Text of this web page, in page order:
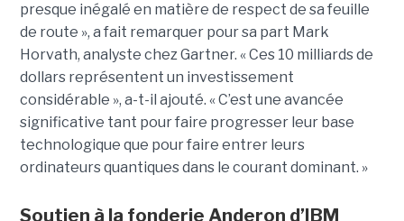
presque inégalé en matière de respect de sa feuille
de route », a fait remarquer pour sa part Mark
Horvath, analyste chez Gartner. « Ces 10 milliards de
dollars représentent un investissement
considérable », a-t-il ajouté. « C’est une avancée
significative tant pour faire progresser leur base
technologique que pour faire entrer leurs
ordinateurs quantiques dans le courant dominant. »
Soutien à la fonderie Anderon d’IBM